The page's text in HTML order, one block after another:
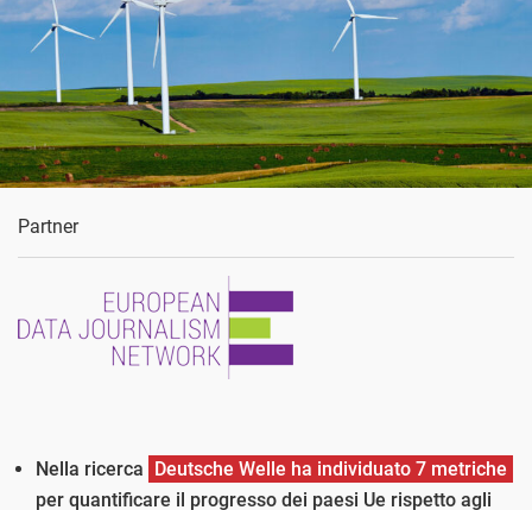
Partner
Nella ricerca Deutsche Welle ha individuato 7 metriche
per quantificare il progresso dei paesi Ue rispetto agli